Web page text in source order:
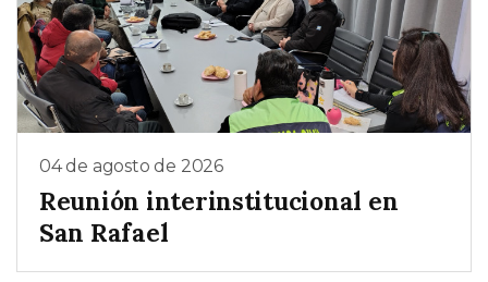
04 de agosto de 2026
Reunión interinstitucional en
San Rafael